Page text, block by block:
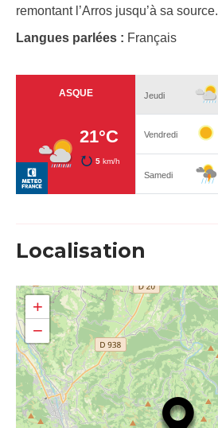
remontant l’Arros jusqu’à sa source.
Langues parlées : Français
Localisation
+
−